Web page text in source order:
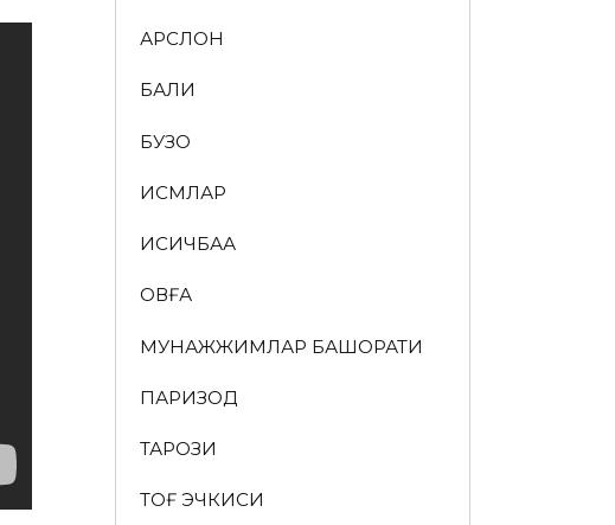
АРСЛОН
БАЛИҚ
БУЗОҚ
ИСМЛАР
ҚИСҚИЧБАҚА
ҚОВҒА
МУНАЖЖИМЛАР БАШОРАТИ
ПАРИЗОД
ТАРОЗИ
ТОҒ ЭЧКИСИ